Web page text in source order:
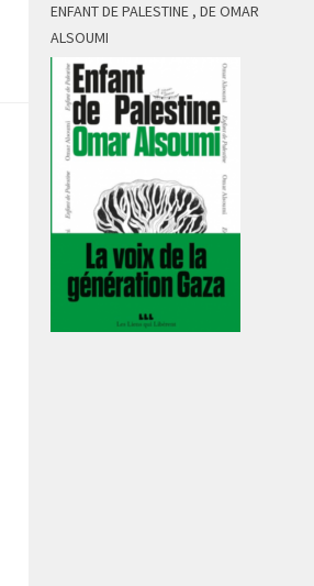
ENFANT DE PALESTINE , DE OMAR
ALSOUMI